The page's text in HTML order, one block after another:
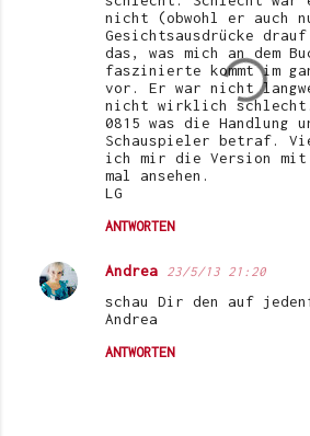
nicht (obwohl er auch
Gesichtsausdrücke
das, was mich an dem
faszinierte kommt im
vor. Er war nicht
nicht wirklich
0815 was die Handlung
Schauspieler betraf.
ich mir die Version mit
mal ansehen.
LG
ANTWORTEN
Andrea 23/5/13 21:20
schau Dir den auf
Andrea
ANTWORTEN